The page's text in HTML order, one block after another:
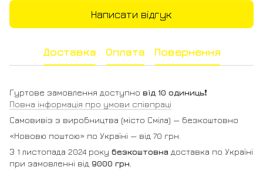
Написати відгук
Доставка Оплата Повернення
Гуртове замовлення доступно від 10 одиниць❗️
Повна інформація про умови співпраці
Самовивіз з виробництва (місто Сміла) — безкоштовно
«Нововю поштою» по Україні — від 70 грн.
З 1 листопада 2024 року безкоштовна доставка по Україні
при замовленні від 9000 грн.